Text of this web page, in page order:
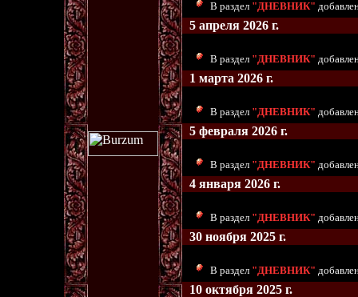
В раздел "ДНЕВНИК"
5 апреля 2026 г.
В раздел "ДНЕВНИК"
1 марта 2026 г.
В раздел "ДНЕВНИК"
5 февраля 2026 г.
В раздел "ДНЕВНИК"
4 января 2026 г.
В раздел "ДНЕВНИК"
30 ноября 2025 г.
В раздел "ДНЕВНИК"
10 октября 2025 г.